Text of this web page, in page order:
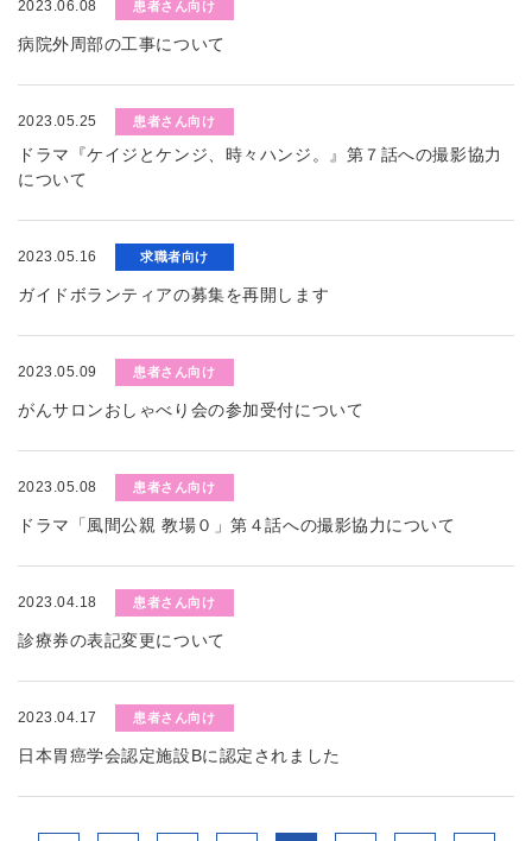
2023.06.08 患者さん向け
病院外周部の工事について
2023.05.25 患者さん向け
ドラマ『ケイジとケンジ、時々ハンジ。』第７話への撮影協力
について
2023.05.16 求職者向け
ガイドボランティアの募集を再開します
2023.05.09 患者さん向け
がんサロンおしゃべり会の参加受付について
2023.05.08 患者さん向け
ドラマ「風間公親 教場０」第４話への撮影協力について
2023.04.18 患者さん向け
診療券の表記変更について
2023.04.17 患者さん向け
日本胃癌学会認定施設Bに認定されました